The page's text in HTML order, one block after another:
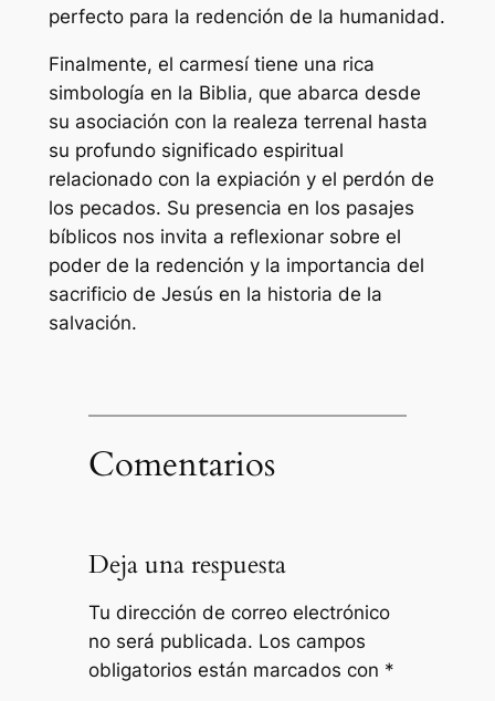
perfecto para la redención de la humanidad.
Finalmente, el carmesí tiene una rica
simbología en la Biblia, que abarca desde
su asociación con la realeza terrenal hasta
su profundo significado espiritual
relacionado con la expiación y el perdón de
los pecados. Su presencia en los pasajes
bíblicos nos invita a reflexionar sobre el
poder de la redención y la importancia del
sacrificio de Jesús en la historia de la
salvación.
Comentarios
Deja una respuesta
Tu dirección de correo electrónico
no será publicada. Los campos
obligatorios están marcados con *